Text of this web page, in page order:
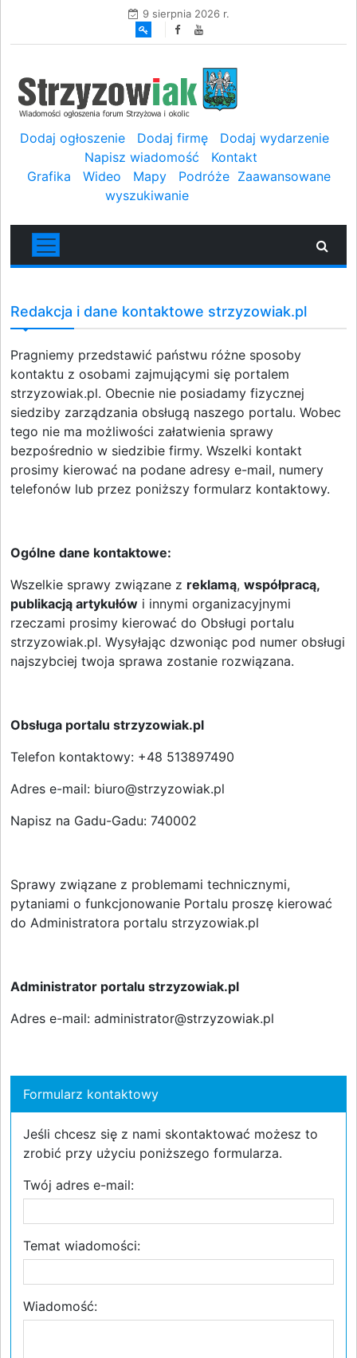
9 sierpnia 2026 r.
Dodaj ogłoszenie Dodaj firmę
Dodaj wydarzenie
Napisz wiadomość
Kontakt
Grafika
Wideo Mapy Podróże Zaawansowane
wyszukiwanie
Redakcja i dane kontaktowe strzyzowiak.pl
Pragniemy przedstawić państwu różne sposoby
kontaktu z osobami zajmującymi się portalem
strzyzowiak.pl. Obecnie nie posiadamy fizycznej
siedziby zarządzania obsługą naszego portalu. Wobec
tego nie ma możliwości załatwienia sprawy
bezpośrednio w siedzibie firmy. Wszelki kontakt
prosimy kierować na podane adresy e-mail, numery
telefonów lub przez poniższy formularz kontaktowy.
Ogólne dane kontaktowe:
Wszelkie sprawy związane z reklamą, współpracą,
publikacją artykułów i innymi organizacyjnymi
rzeczami prosimy kierować do Obsługi portalu
strzyzowiak.pl. Wysyłając dzwoniąc pod numer obsługi
najszybciej twoja sprawa zostanie rozwiązana.
Obsługa portalu strzyzowiak.pl
Telefon kontaktowy: +48 513897490
Adres e-mail: biuro@strzyzowiak.pl
Napisz na Gadu-Gadu: 740002
Sprawy związane z problemami technicznymi,
pytaniami o funkcjonowanie Portalu proszę kierować
do Administratora portalu strzyzowiak.pl
Administrator portalu strzyzowiak.pl
Adres e-mail: administrator@strzyzowiak.pl
Formularz kontaktowy
Jeśli chcesz się z nami skontaktować możesz to
zrobić przy użyciu poniższego formularza.
Twój adres e-mail:
Temat wiadomości:
Wiadomość: